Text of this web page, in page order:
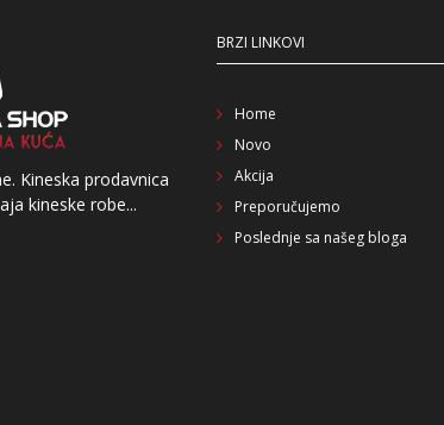
Kineska prodavnica
kineske robe...
BRZI LINKOVI
Home
Novo
Akcija
Preporučujemo
Poslednje sa našeg bloga